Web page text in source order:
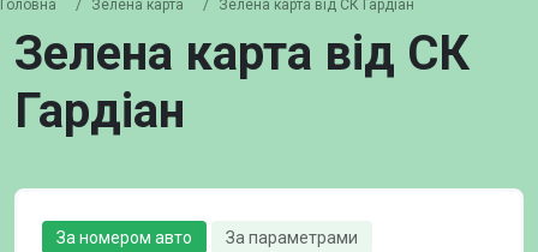
Головна / Зелена карта / Зелена карта від СК Гардіан
Зелена карта від СК
Гардіан
За номером авто За параметрами